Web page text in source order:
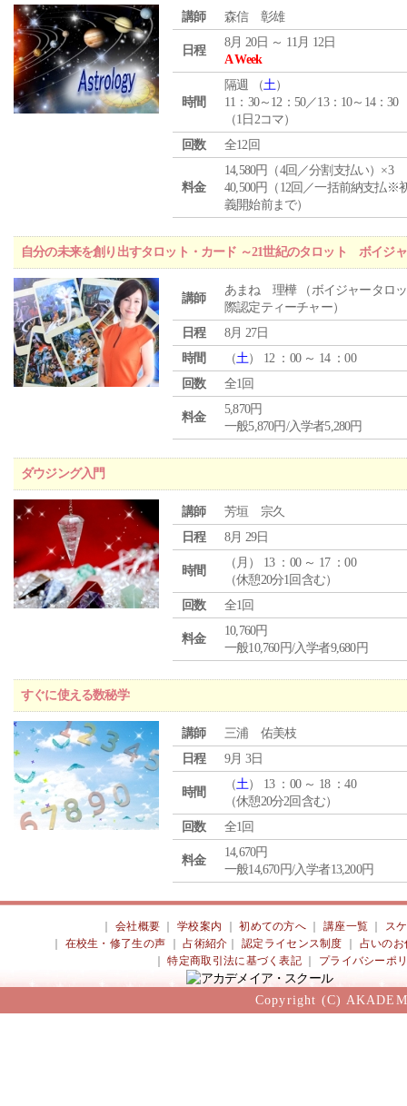
講師 森信 彰雄
日程
8月 20日 ～ 11月 12日
A Week
時間
隔週 （土）
11：30～12：50／13：10～14：30
（1日2コマ）
回数
全12回
料金
14,580円（4回／分割支払い）×3
40,500円（12回／一括前納支払※
義開始前まで）
自分の未来を創り出すタロット・カード ～21世紀のタロット ボイジ
講師
あまね 理樺 （ボイジャータロ
際認定ティーチャー）
日程
8月 27日
時間
（土） 12 ：00 ～ 14 ：00
回数
全1回
料金
5,870円
一般5,870円/入学者5,280円
ダウジング入門
講師
芳垣 宗久
日程
8月 29日
時間
（ 月 ） 13 ：00 ～ 17 ：00
（休憩20分1回含む）
回数
全1回
料金
10,760円
一般10,760円/入学者9,680円
すぐに使える数秘学
講師
三浦 佑美枝
日程
9月 3日
時間
（土） 13 ：00 ～ 18 ：40
（休憩20分2回含む）
回数
全1回
料金
14,670円
一般14,670円/入学者13,200円
会社概要 ｜学校案内 ｜初めての方へ 講座一覧
ス
在校生・修了生の声 ｜占術紹介 ｜認定ライセンス制度
占いのお
｜特定商取引法に基づく表記 プライバシーポ
Copyright (C)